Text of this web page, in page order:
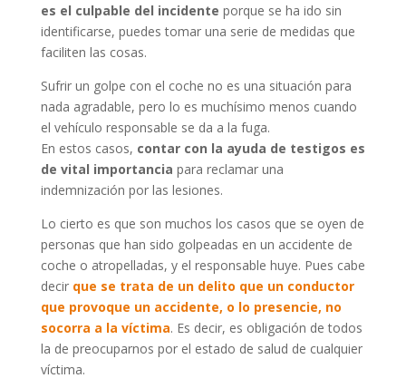
es el culpable del incidente porque se ha ido sin
identificarse, puedes tomar una serie de medidas que
faciliten las cosas.
Sufrir un golpe con el coche no es una situación para
nada agradable, pero lo es muchísimo menos cuando
el vehículo responsable se da a la fuga.
En estos casos, contar con la ayuda de testigos es
de vital importancia para reclamar una
indemnización por las lesiones.
Lo cierto es que son muchos los casos que se oyen de
personas que han sido golpeadas en un accidente de
coche o atropelladas, y el responsable huye. Pues cabe
decir que se trata de un delito que un conductor
que provoque un accidente, o lo presencie, no
socorra a la víctima. Es decir, es obligación de todos
la de preocuparnos por el estado de salud de cualquier
víctima.